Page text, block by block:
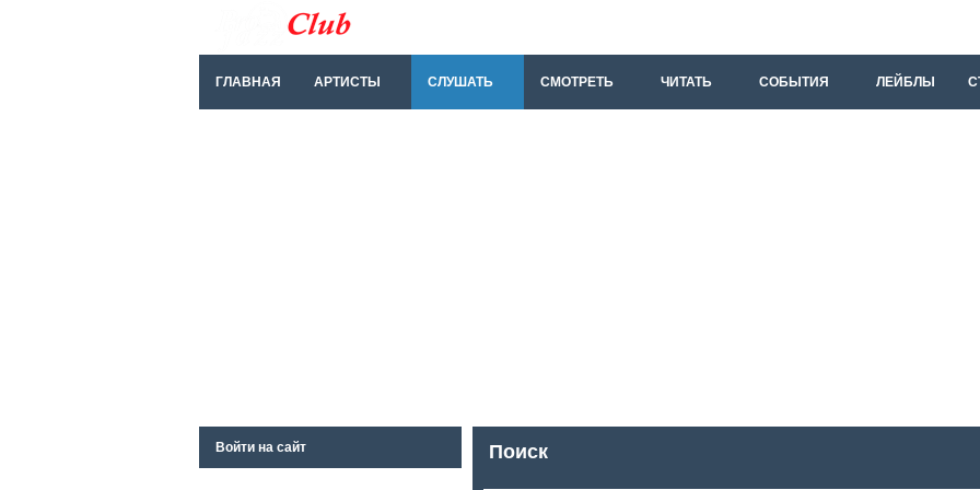
ГЛАВНАЯ АРТИСТЫ СЛУШАТЬ СМОТРЕТЬ ЧИТАТЬ СОБЫТИЯ ЛЕЙБЛЫ
Поиск
Войти на сайт